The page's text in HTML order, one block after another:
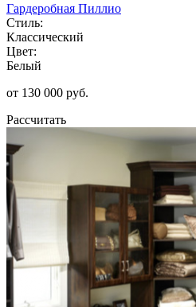
Гардеробная Пиллио
Стиль:
Классический
Цвет:
Белый
от 130 000 руб.
Рассчитать